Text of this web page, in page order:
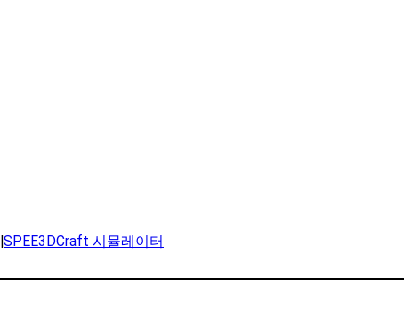
|SPEE3DCraft 시뮬레이터